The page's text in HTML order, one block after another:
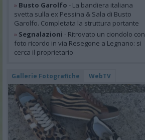
» Busto Garolfo - La bandiera italiana
svetta sulla ex Pessina & Sala di Busto
Garolfo. Completata la struttura portante
» Segnalazioni - Ritrovato un ciondolo con
foto ricordo in via Resegone a Legnano: si
cerca il proprietario
Gallerie Fotografiche WebTV